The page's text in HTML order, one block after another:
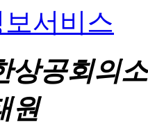
서비스
상공회의소
원